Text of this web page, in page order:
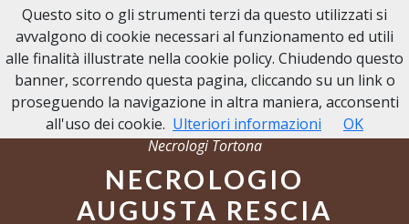
NECROLOGI TORTONA
Necrologi Tortona
NECROLOGIO
AUGUSTA RESCIA
Questo sito o gli strumenti terzi da questo utilizzati si
avvalgono di cookie necessari al funzionamento ed utili
alle finalità illustrate nella cookie policy. Chiudendo questo
banner, scorrendo questa pagina, cliccando su un link o
proseguendo la navigazione in altra maniera, acconsenti
all'uso dei cookie. Ulteriori informazioni OK